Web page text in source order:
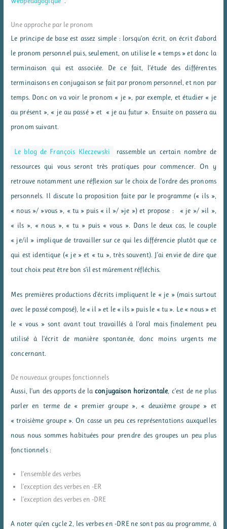
Une approche par le pronom
Le principe de base est assez simple : lorsqu’on écrit, on écrit d’abord
le pronom personnel puis, seulement, on utilise le « temps » et donc la
terminaison qui est associée. De ce fait, l’étude des différentes
terminaisons en conjugaison se fait par pronom personnel, et non par
temps. Donc on va voir le pronom « je », par exemple, et étudier « je
au présent », « je au passé » et « je au futur ». Ensuite on passera au
pronom suivant.
Le blog de François Kleczewski
rassemble un certain nombre de
ressources qui vous seront très pratiques pour commencer. On y
retrouve notamment une réflexion sur le choix de l’ordre des pronoms
personnels. Il discute la proposition faite par le programme (« ils »,
« nous »/ »vous », « tu » puis « il »/ »je ») et propose : « je »/ »il »,
« ils », « nous », « tu » puis « vous ». Dans le deux cas, le couple
« je/il » implique de travailler sur ce qui les différencie plutôt que ce
qui est identique (« je » et « tu », très souvent). J’ai envie de dire que
tout choix peut être bon s’il est mûrement réfléchis.
Mes premières productions d’écrits impliquent le « je » (mais surtout
avec le passé composé), le « il » et le « ils » puis le « tu ». Le « nous » et
le « vous » sont avant tout travaillés à l’oral mais finalement peu
utilisé à l’écrit de manière spontanée, donc moins urgents me
concernant.
De nouveaux groupes fonctionnels
Aussi, l’un des apports de laconjugaison horizontale, c’est de ne plus
parler en terme de « premier groupe », « deuxième groupe » et
« troisième groupe ». On casse un peu ces représentations auxquelles
nous nous sommes habituées pour prendre des groupes un peu plus
fonctionnels :
l’ensemble des verbes
l’exception des verbes en -ER
l’exception des verbes en -DRE
A noter qu’en cycle 2, les verbes en -DRE ne sont pas au programme, à